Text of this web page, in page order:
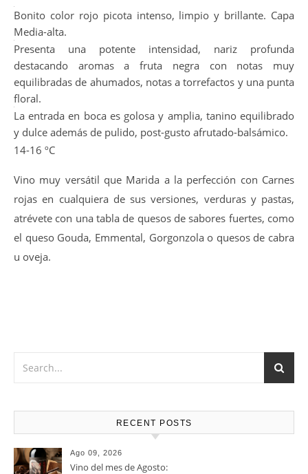
Bonito color rojo picota intenso, limpio y brillante. Capa
Media-alta.
Presenta una potente intensidad, nariz profunda
destacando aromas a fruta negra con notas muy
equilibradas de ahumados, notas a torrefactos y una punta
floral.
La entrada en boca es golosa y amplia, tanino equilibrado
y dulce además de pulido, post-gusto afrutado-balsámico.
14-16 ºC
Vino muy versátil que Marida a la perfección con Carnes
rojas en cualquiera de sus versiones, verduras y pastas,
atrévete con una tabla de quesos de sabores fuertes, como
el queso Gouda, Emmental, Gorgonzola o quesos de cabra
u oveja.
RECENT POSTS
Ago 09, 2026
Vino del mes de Agosto: